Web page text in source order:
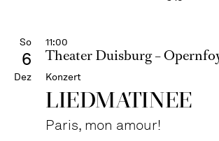
So
6
Dez
11:00
Theater Duisburg –
Konzert
LIEDMATINEE
Paris, mon amour!